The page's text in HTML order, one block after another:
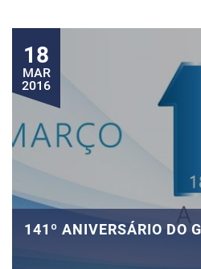
18
MAR
2016
141º ANIVERSÁRIO DO